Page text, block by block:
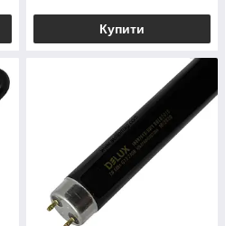
Купити